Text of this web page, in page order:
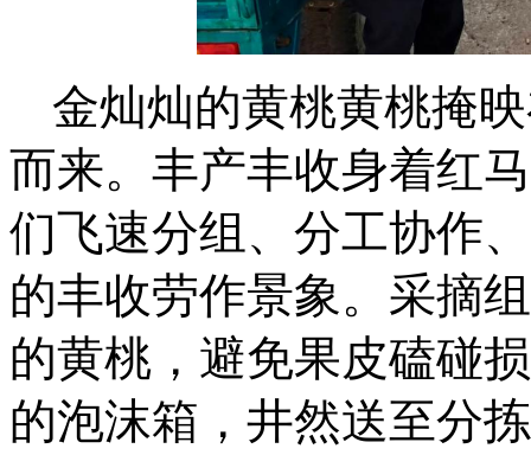
金灿灿的黄桃黄桃掩
而来。丰产丰收身着红
们飞速分组、分工协作
的丰收劳作景象。采摘
的黄桃，避免果皮磕碰
的泡沫箱，井然送至分